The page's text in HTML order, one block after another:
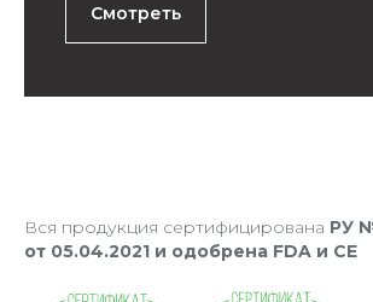
Смотреть
Вся продукция сертифицирована РУ
от 05.04.2021 и одобрена FDA и CE